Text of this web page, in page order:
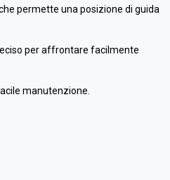
permette una posizione di guida
per affrontare facilmente
manutenzione.